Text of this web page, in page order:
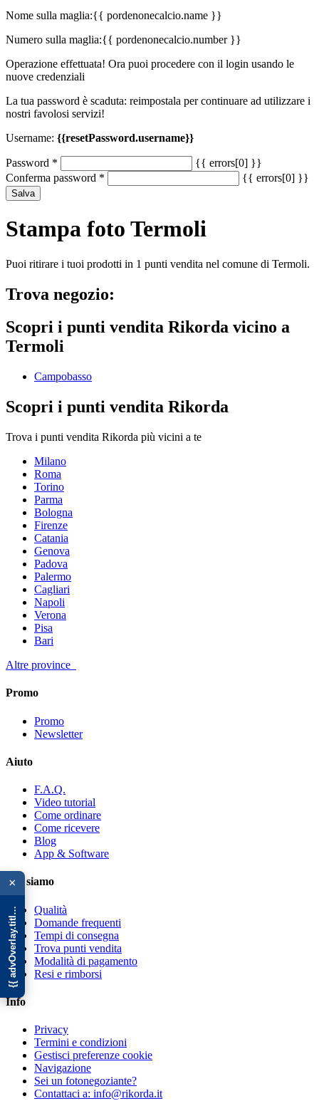
×
{{ advOverlay.title || 'Promo' }}
Nome sulla maglia:{{ pordenonecalcio.name }}
Numero sulla maglia:{{ pordenonecalcio.number }}
Operazione effettuata! Ora puoi procedere con il login usando le
nuove credenziali
La tua password è scaduta: reimpostala per continuare ad utilizzare i
nostri favolosi servizi!
Username: {{resetPassword.username}}
Password *
{{ errors[0] }}
Conferma password * {{ errors[0] }}
Salva
Stampa foto Termoli
Puoi ritirare i tuoi prodotti in 1 punti vendita nel comune di Termoli.
Trova negozio:
Scopri i punti vendita Rikorda vicino a
Termoli
Campobasso
Scopri i punti vendita Rikorda
Trova i punti vendita Rikorda più vicini a te
Milano
Roma
Torino
Parma
Bologna
Firenze
Catania
Genova
Padova
Palermo
Cagliari
Napoli
Verona
Pisa
Bari
Altre province
Promo
Promo
Newsletter
Aiuto
F.A.Q.
Video tutorial
Come ordinare
Come ricevere
Blog
App & Software
Chi siamo
Qualità
Domande frequenti
Tempi di consegna
Trova punti vendita
Modalità di pagamento
Resi e rimborsi
Info
Privacy
Termini e condizioni
Gestisci preferenze cookie
Navigazione
Sei un fotonegoziante?
Contattaci a: info@rikorda.it